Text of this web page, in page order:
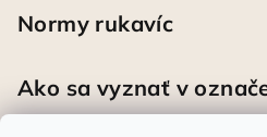
Normy rukavíc
Ako sa vyznať v